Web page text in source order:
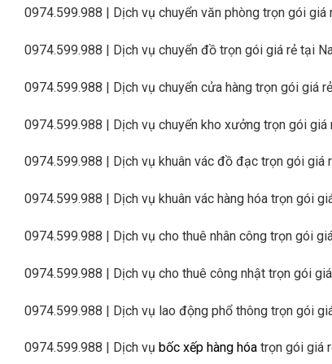
0974.599.988 | Dịch vụ chuyển văn phòng trọn gói giá
0974.599.988 | Dịch vụ chuyển đồ trọn gói giá rẻ tại
0974.599.988 | Dịch vụ chuyển cửa hàng trọn gói giá
0974.599.988 | Dịch vụ chuyển kho xưởng trọn gói giá
0974.599.988 | Dịch vụ khuân vác đồ đạc trọn gói giá
0974.599.988 | Dịch vụ khuân vác hàng hóa trọn gói
0974.599.988 | Dịch vụ cho thuê nhân công trọn gói
0974.599.988 | Dịch vụ cho thuê công nhật trọn gói
0974.599.988 | Dịch vụ lao động phổ thông trọn gói
0974.599.988 | Dịch vụ bốc xếp hàng hóa trọn gói giá